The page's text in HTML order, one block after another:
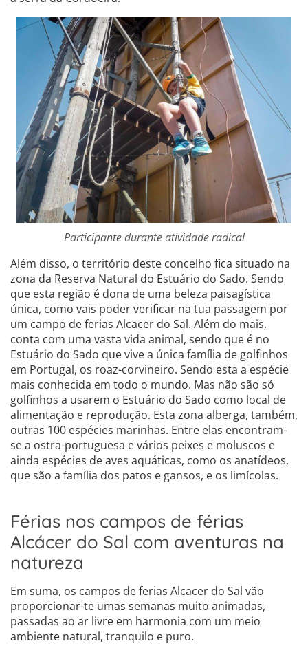
Participante durante atividade radical
Além disso, o território deste concelho fica situado na
zona da Reserva Natural do Estuário do Sado. Sendo
que esta região é dona de uma beleza paisagística
única, como vais poder verificar na tua passagem por
um campo de ferias Alcacer do Sal. Além do mais,
conta com uma vasta vida animal, sendo que é no
Estuário do Sado que vive a única família de golfinhos
em Portugal, os roaz-corvineiro. Sendo esta a espécie
mais conhecida em todo o mundo. Mas não são só
golfinhos a usarem o Estuário do Sado como local de
alimentação e reprodução. Esta zona alberga, também,
outras 100 espécies marinhas. Entre elas encontram-
se a ostra-portuguesa e vários peixes e moluscos e
ainda espécies de aves aquáticas, como os anatídeos,
que são a família dos patos e gansos, e os limícolas.
Férias nos campos de férias
Alcácer do Sal com aventuras na
natureza
Em suma, os campos de ferias Alcacer do Sal vão
proporcionar-te umas semanas muito animadas,
passadas ao ar livre em harmonia com um meio
ambiente natural, tranquilo e puro.